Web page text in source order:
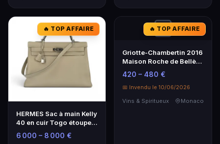
🔥 TOP AFFAIRE
HERMES Sac à main Kelly
40 en cuir Togo étoupe -
Année 2012
6 000 – 8 000 €
🔥 TOP AFFAIRE
Griotte-Chambertin 2016
Maison Roche de Bellène
- 6 Bouteilles
420 – 480 €
📅 Invendu le 10/06/2026
Vins & Spiritueux
Monaco